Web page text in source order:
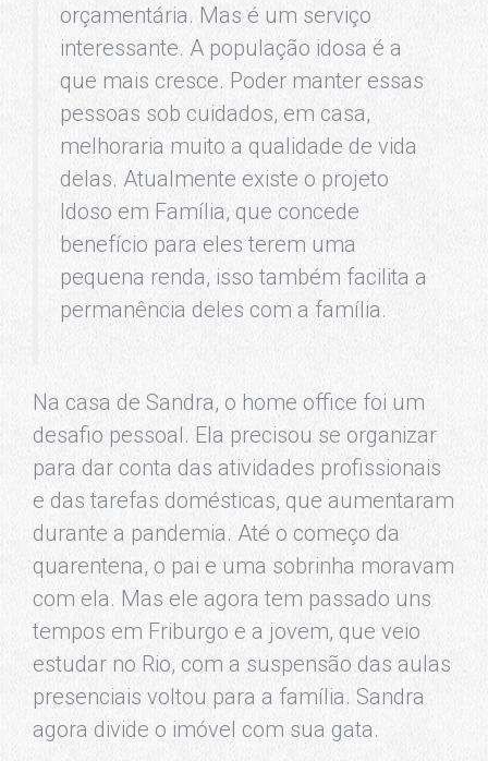
orçamentária. Mas é um serviço
interessante. A população idosa é a
que mais cresce. Poder manter essas
pessoas sob cuidados, em casa,
melhoraria muito a qualidade de vida
delas. Atualmente existe o projeto
Idoso em Família, que concede
benefício para eles terem uma
pequena renda, isso também facilita a
permanência deles com a família.
Na casa de Sandra, o home office foi um
desafio pessoal. Ela precisou se organizar
para dar conta das atividades profissionais
e das tarefas domésticas, que aumentaram
durante a pandemia. Até o começo da
quarentena, o pai e uma sobrinha moravam
com ela. Mas ele agora tem passado uns
tempos em Friburgo e a jovem, que veio
estudar no Rio, com a suspensão das aulas
presenciais voltou para a família. Sandra
agora divide o imóvel com sua gata.